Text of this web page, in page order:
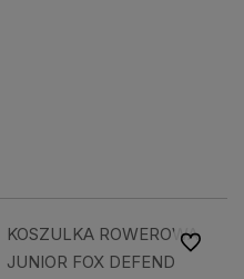
KOSZULKA ROWEROWA
JUNIOR FOX DEFEND
Do